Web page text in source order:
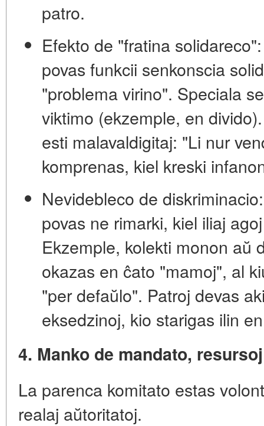
patro.
Efekto de "fratina solidareco":
povas funkcii senkonscia
"problema virino". Speciala
viktimo (ekzemple, en
esti malavaldigitaj: "Li nur
komprenas, kiel kreski
Nevidebleco de diskriminacio:
povas ne rimarki, kiel iliaj
Ekzemple, kolekti monon aŭ
okazas en ĉato "mamoj", al
"per defaŭlo". Patroj devas
eksedzinoj, kio starigas ilin
4. Manko de mandato,
La parenca komitato estas
realaj aŭtoritatoj.